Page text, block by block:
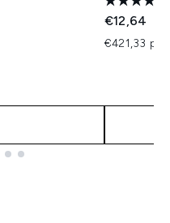
€12,64
€421,33 per